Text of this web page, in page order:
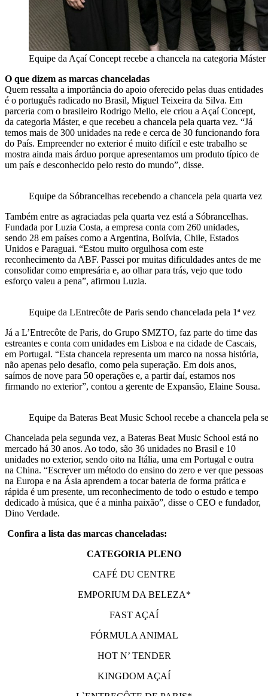
Equipe da Açaí Concept recebe a chancela na categoria
O que dizem as marcas chanceladas
Quem ressalta a importância do apoio oferecido pelas duas entidades
é o português radicado no Brasil, Miguel Teixeira da Silva. Em
parceria com o brasileiro Rodrigo Mello, ele criou a Açaí Concept,
da categoria Máster, e que recebeu a chancela pela quarta vez. “Já
temos mais de 300 unidades na rede e cerca de 30 funcionando fora
do País. Empreender no exterior é muito difícil e este trabalho se
mostra ainda mais árduo porque apresentamos um produto típico de
um país e desconhecido pelo resto do mundo”, disse.
Equipe da Sóbrancelhas recebendo a chancela pela quarta vez
Também entre as agraciadas pela quarta vez está a Sóbrancelhas.
Fundada por Luzia Costa, a empresa conta com 260 unidades,
sendo 28 em países como a Argentina, Bolívia, Chile, Estados
Unidos e Paraguai. “Estou muito orgulhosa com este
reconhecimento da ABF. Passei por muitas dificuldades antes de me
consolidar como empresária e, ao olhar para trás, vejo que todo
esforço valeu a pena”, afirmou Luzia.
Equipe da LEntrecôte de Paris sendo chancelada pela 1ª vez
Já a L’Entrecôte de Paris, do Grupo SMZTO, faz parte do time das
estreantes e conta com unidades em Lisboa e na cidade de Cascais,
em Portugal. “Esta chancela representa um marco na nossa história,
não apenas pelo desafio, como pela superação. Em dois anos,
saímos de nove para 50 operações e, a partir daí, estamos nos
firmando no exterior”, contou a gerente de Expansão, Elaine Sousa.
Equipe da Bateras Beat Music School recebe a chancela pela
Chancelada pela segunda vez, a Bateras Beat Music School está no
mercado há 30 anos. Ao todo, são 36 unidades no Brasil e 10
unidades no exterior, sendo oito na Itália, uma em Portugal e outra
na China. “Escrever um método do ensino do zero e ver que pessoas
na Europa e na Ásia aprendem a tocar bateria de forma prática e
rápida é um presente, um reconhecimento de todo o estudo e tempo
dedicado à música, que é a minha paixão”, disse o CEO e fundador,
Dino Verdade.
Confira a lista das marcas chanceladas:
CATEGORIA PLENO
CAFÉ DU CENTRE
EMPORIUM DA BELEZA*
FAST AÇAÍ
FÓRMULA ANIMAL
HOT N’ TENDER
KINGDOM AÇAÍ